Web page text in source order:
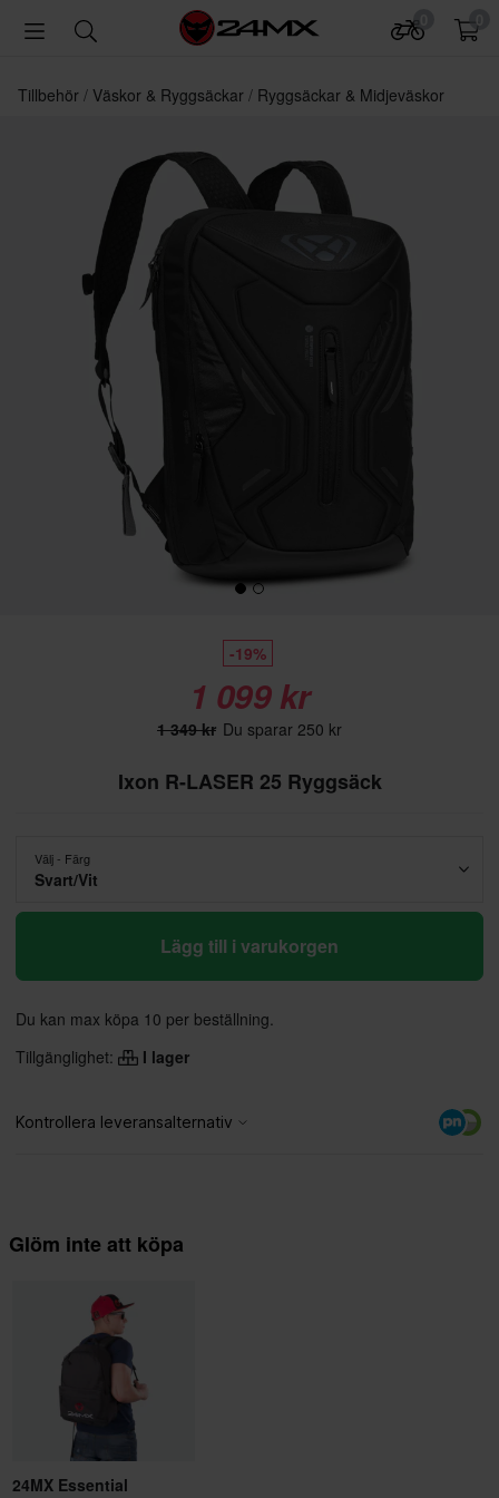
Tillbehör Väskor & Ryggsäckar Ryggsäckar & Midjeväskor
-19%
1 099 kr
1 349 kr Du sparar 250 kr
Ixon R-LASER 25 Ryggsäck
Välj - Färg
Svart/Vit
Lägg till i varukorgen
Du kan max köpa 10 per beställning.
Tillgänglighet:
I lager
Glöm inte att köpa
24MX Essential